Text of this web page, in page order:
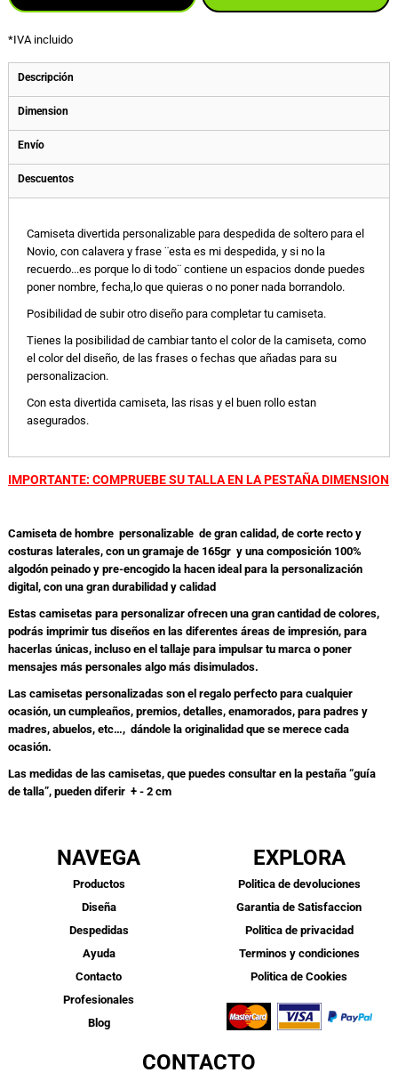
*IVA incluido
Descripción
Dimension
Envío
Descuentos
Camiseta divertida personalizable para despedida de soltero para el
Novio, con calavera y frase ¨esta es mi despedida, y si no la
recuerdo...es porque lo di todo¨ contiene un espacios donde puedes
poner nombre, fecha,lo que quieras o no poner nada borrandolo.
Posibilidad de subir otro diseño para completar tu camiseta.
Tienes la posibilidad de cambiar tanto el color de la camiseta, como
el color del diseño, de las frases o fechas que añadas para su
personalizacion.
Con esta divertida camiseta, las risas y el buen rollo estan
asegurados.
IMPORTANTE: COMPRUEBE SU TALLA EN LA PESTAÑA DIMENSION
Camiseta de hombre personalizable de gran calidad, de corte recto y
costuras laterales, con un gramaje de 165gr y una composición 100%
algodón peinado y pre-encogido la hacen ideal para la personalización
digital, con una gran durabilidad y calidad
Estas camisetas para personalizar ofrecen una gran cantidad de colores,
podrás imprimir tus diseños en las diferentes áreas de impresión, para
hacerlas únicas, incluso en el tallaje para impulsar tu marca o poner
mensajes más personales algo más disimulados.
Las camisetas personalizadas son el regalo perfecto para cualquier
ocasión, un cumpleaños, premios, detalles, enamorados, para padres y
madres, abuelos, etc…, dándole la originalidad que se merece cada
ocasión.
Las medidas de las camisetas, que puedes consultar en la pestaña “guía
de talla”, pueden diferir + - 2 cm
NAVEGA
Productos
Diseña
Despedidas
Ayuda
Contacto
Profesionales
Blog
EXPLORA
Politica de devoluciones
Garantia de Satisfaccion
Politica de privacidad
Terminos y condiciones
Politica de Cookies
CONTACTO